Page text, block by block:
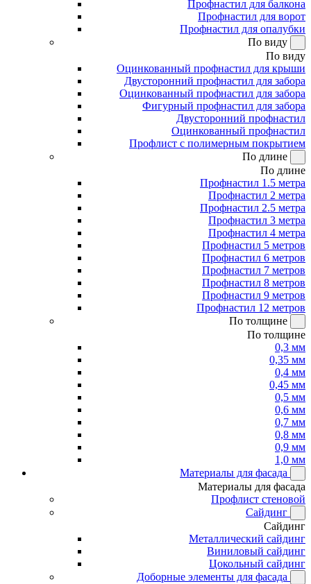
Профнастил для балкона
Профнастил для ворот
Профнастил для опалубки
По виду
По виду
Оцинкованный профнастил для крыши
Двусторонний профнастил для забора
Оцинкованный профнастил для забора
Фигурный профнастил для забора
Двусторонний профнастил
Оцинкованный профнастил
Профлист с полимерным покрытием
По длине
По длине
Профнастил 1.5 метра
Профнастил 2 метра
Профнастил 2.5 метра
Профнастил 3 метра
Профнастил 4 метра
Профнастил 5 метров
Профнастил 6 метров
Профнастил 7 метров
Профнастил 8 метров
Профнастил 9 метров
Профнастил 12 метров
По толщине
По толщине
0,3 мм
0,35 мм
0,4 мм
0,45 мм
0,5 мм
0,6 мм
0,7 мм
0,8 мм
0,9 мм
1,0 мм
Материалы для фасада
Материалы для фасада
Профлист стеновой
Сайдинг
Сайдинг
Металлический сайдинг
Виниловый сайдинг
Цокольный сайдинг
Доборные элементы для фасада